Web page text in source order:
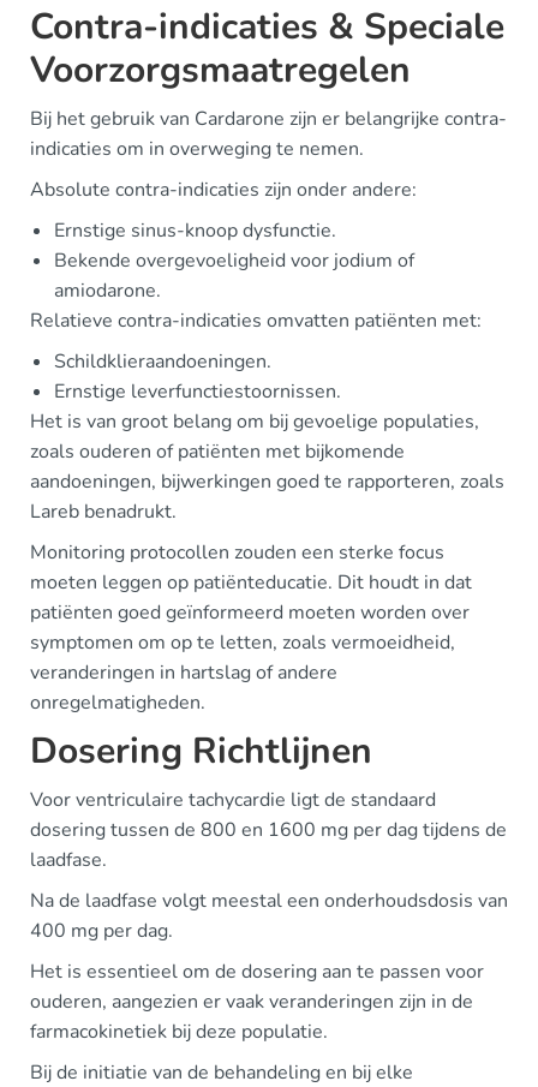
Contra-indicaties & Speciale
Voorzorgsmaatregelen
Bij het gebruik van Cardarone zijn er belangrijke contra-
indicaties om in overweging te nemen.
Absolute contra-indicaties zijn onder andere:
Ernstige sinus-knoop dysfunctie.
Bekende overgevoeligheid voor jodium of
amiodarone.
Relatieve contra-indicaties omvatten patiënten met:
Schildklieraandoeningen.
Ernstige leverfunctiestoornissen.
Het is van groot belang om bij gevoelige populaties,
zoals ouderen of patiënten met bijkomende
aandoeningen, bijwerkingen goed te rapporteren, zoals
Lareb benadrukt.
Monitoring protocollen zouden een sterke focus
moeten leggen op patiënteducatie. Dit houdt in dat
patiënten goed geïnformeerd moeten worden over
symptomen om op te letten, zoals vermoeidheid,
veranderingen in hartslag of andere
onregelmatigheden.
Dosering Richtlijnen
Voor ventriculaire tachycardie ligt de standaard
dosering tussen de 800 en 1600 mg per dag tijdens de
laadfase.
Na de laadfase volgt meestal een onderhoudsdosis van
400 mg per dag.
Het is essentieel om de dosering aan te passen voor
ouderen, aangezien er vaak veranderingen zijn in de
farmacokinetiek bij deze populatie.
Bij de initiatie van de behandeling en bij elke